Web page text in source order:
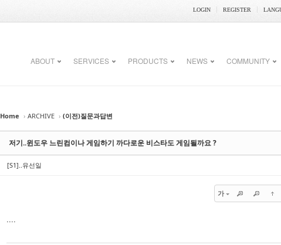
LOGIN REGISTER
ABOUT SERVICES PRODUCTS NEWS COMMUNITY
Home › ARCHIVE › (이전)질문과답변
저기..윈도우 느린컴이나 게임하기 까다로운 비스타도 게임될까요 ?
[S1]..유선일
가
....